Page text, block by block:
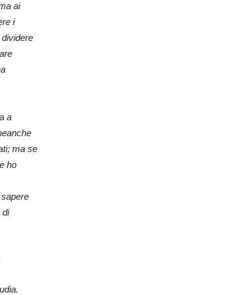
ai
i
a
ma se
ho
di